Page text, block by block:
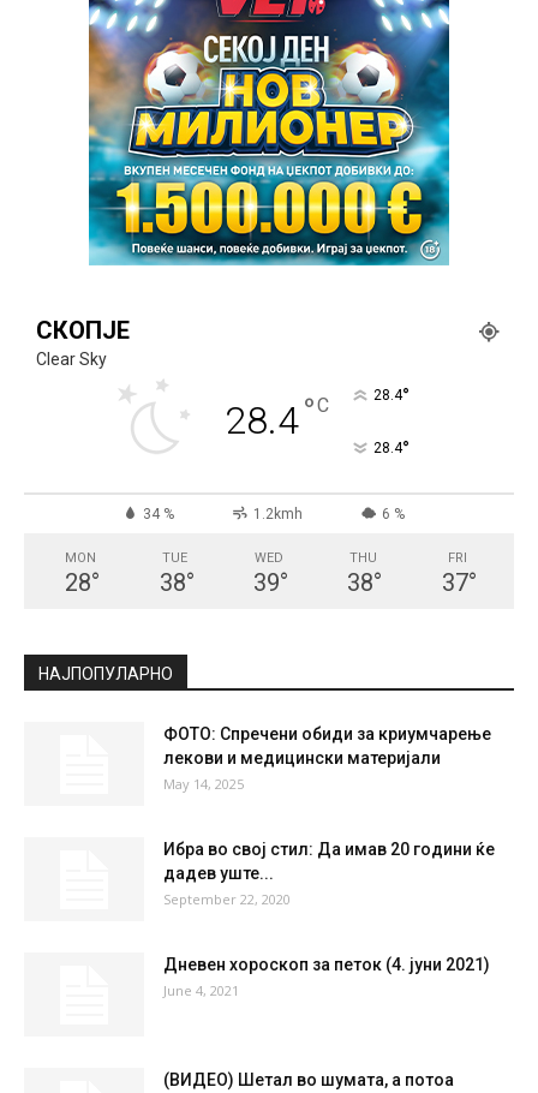
СКОПЈЕ
Clear Sky
28.4°C 28.4°
28.4°
34 % 1.2kmh 6 %
MON
28°
TUE
38°
WED
39°
THU
38°
FRI
37°
НАЈПОПУЛАРНО
ФОТО: Спречени обиди за криумчарење
лекови и медицински материјали
May 14, 2025
Ибра во свој стил: Да имав 20 години ќе
дадев уште...
September 22, 2020
Дневен хороскоп за петок (4. јуни 2021)
June 4, 2021
(ВИДЕО) Шетал во шумата, а потоа